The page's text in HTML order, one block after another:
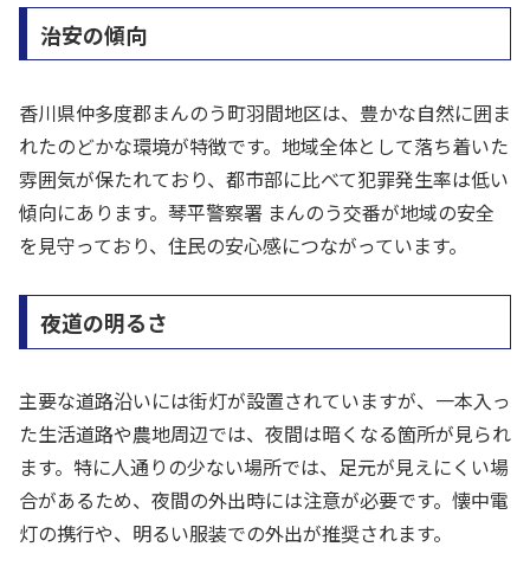
治安の傾向
香川県仲多度郡まんのう町羽間地区は、豊かな自然に囲ま
れたのどかな環境が特徴です。地域全体として落ち着いた
雰囲気が保たれており、都市部に比べて犯罪発生率は低い
傾向にあります。琴平警察署 まんのう交番が地域の安全
を見守っており、住民の安心感につながっています。
夜道の明るさ
主要な道路沿いには街灯が設置されていますが、一本入っ
た生活道路や農地周辺では、夜間は暗くなる箇所が見られ
ます。特に人通りの少ない場所では、足元が見えにくい場
合があるため、夜間の外出時には注意が必要です。懐中電
灯の携行や、明るい服装での外出が推奨されます。